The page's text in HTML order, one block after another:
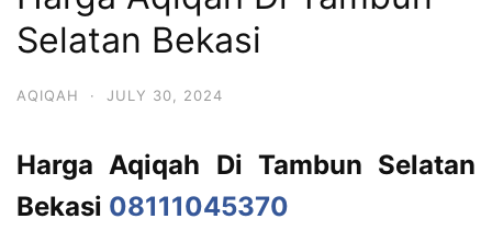
Selatan Bekasi
AQIQAH · JULY 30, 2024
Harga Aqiqah Di Tambun Selatan
Bekasi 08111045370